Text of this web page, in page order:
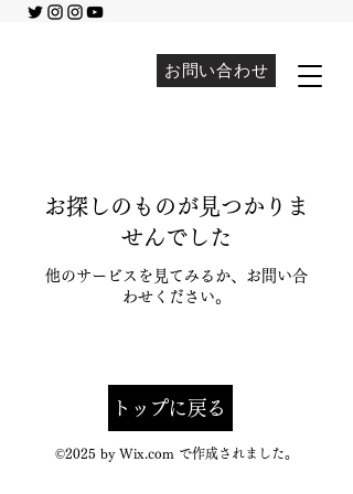
お問い合わせ
お探しのものが見つかりま
せんでした
他のサービスを見てみるか、お問い合
わせください。
トップに戻る
©2025 by Wix.com で作成されました。